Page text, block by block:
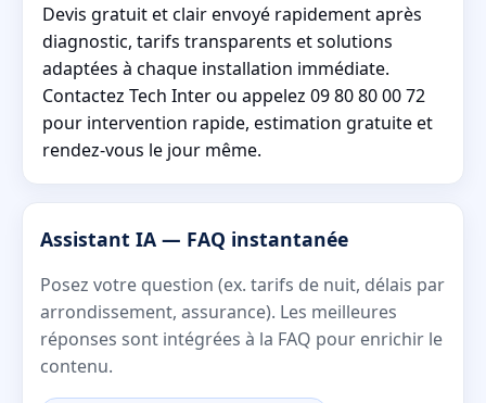
Devis gratuit et clair envoyé rapidement après
diagnostic, tarifs transparents et solutions
adaptées à chaque installation immédiate.
Contactez Tech Inter ou appelez 09 80 80 00 72
pour intervention rapide, estimation gratuite et
rendez-vous le jour même.
Assistant IA — FAQ instantanée
Posez votre question (ex. tarifs de nuit, délais par
arrondissement, assurance). Les meilleures
réponses sont intégrées à la FAQ pour enrichir le
contenu.